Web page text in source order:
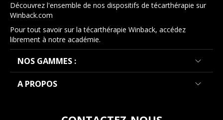
Découvrez l'ensemble de nos dispositifs de técarthérapie sur
Winback.com
Pour tout savoir sur la técarthérapie Winback, accédez
librement à notre académie.
NOS GAMMES :
A PROPOS